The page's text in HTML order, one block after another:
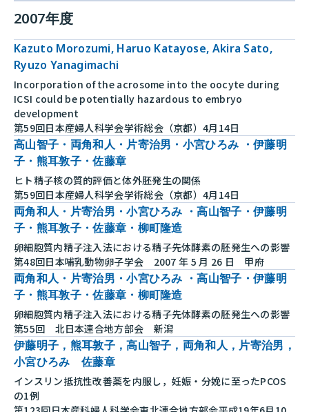
2007年度
Kazuto Morozumi, Haruo Katayose, Akira Sato,
Ryuzo Yanagimachi
Incorporation of the acrosome into the oocyte during
ICSI could be potentially hazardous to embryo
development
第59回日本産婦人科学会学術総会（京都）4月14日
高山智子・両角和人・片寄治男・小宮ひろみ ・伊藤明
子・熊耳敦子・佐藤章
ヒト精子核の質的評価と体外胚発生の関係
第59回日本産婦人科学会学術総会（京都）4月14日
両角和人・片寄治男・小宮ひろみ ・高山智子・伊藤明
子・熊耳敦子・佐藤章・柳町隆造
卵細胞質内精子注入法における精子先体酵素の胚発生への影響
第48回日本哺乳動物卵子学会 2007 年 5 月 26 日 甲府
両角和人・片寄治男・小宮ひろみ ・高山智子・伊藤明
子・熊耳敦子・佐藤章・柳町隆造
卵細胞質内精子注入法における精子先体酵素の胚発生への影響
第55回 北日本連合地方部会 新潟
伊藤明子，熊耳敦子，高山智子，両角和人，片寄治男，
小宮ひろみ 佐藤章
インスリン抵抗性改善薬を内服し，妊娠・分娩に至ったPCOS
の1例